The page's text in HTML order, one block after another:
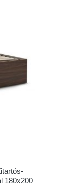
180x200